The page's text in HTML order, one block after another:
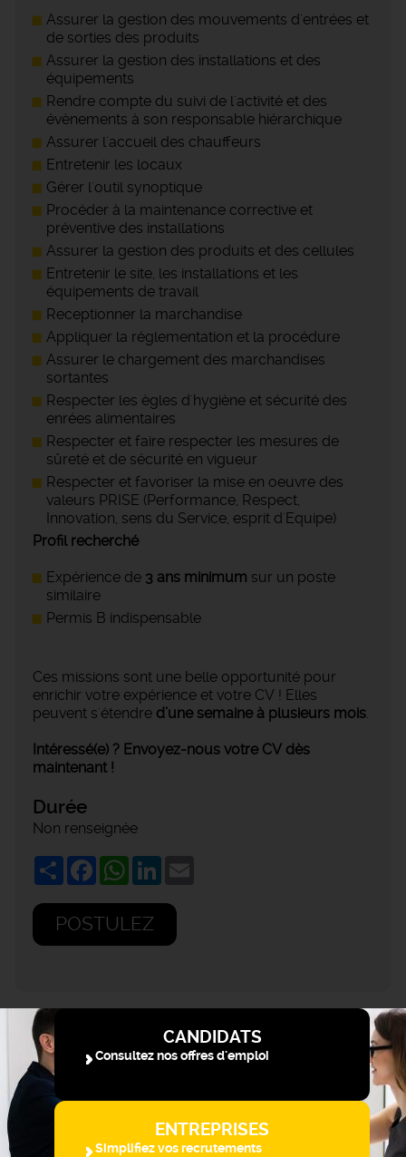
Assurer la gestion des mouvements d'entrées et
de sorties des produits
Assurer la gestion des installations et des
équipements
Rendre compte du suivi de l'activité et des
évènements à son responsable hiérarchique
Assurer l'accueil des chauffeurs
Entretenir les locaux
Gérer l'outil synoptique
Procéder à la maintenance corrective et
préventive des installations
Assurer la gestion des produits et des cellules
Entretenir le site, les installations et les
équipements de travail
Receptionner la marchandise
Appliquer la réglementation et la procédure
Assurer le chargement des marchandises
sortantes
Respecter les ègles d'hygiène et sécurité des
enrées alimentaires
Respecter et faire respecter les mesures de
sûreté et de sécurité en vigueur
Respecter et favoriser la mise en oeuvre des
valeurs PRISE (Performance, Respect,
Innovation, sens du Service, esprit d'Equipe)
Profil recherché
Expérience de 3 ans minimum sur un poste
similaire
Permis B indispensable
Ces missions sont une belle opportunité pour
enrichir votre expérience et votre CV ! Elles
peuvent s'étendre d’une semaine à plusieurs mois.
Intéressé(e) ? Envoyez-nous votre CV dès
maintenant !
Durée
Non renseignée
ShareFacebookWhatsApp
LinkedIn
POSTULEZ
CANDIDATS
Consultez nos offres d'emploi
ENTREPRISES
Simplifiez vos recrutements